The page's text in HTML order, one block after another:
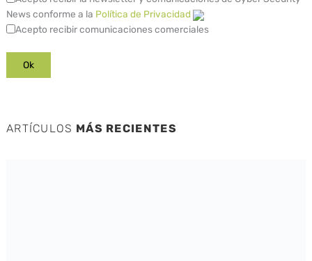
News conforme a la Política de Privacidad
Acepto recibir comunicaciones comerciales
ARTÍCULOS MÁS RECIENTES